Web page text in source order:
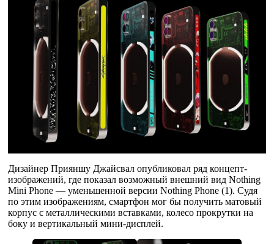
Дизайнер Прияншу Джайсвал опубликовал ряд концепт-
изображений, где показал возможный внешний вид Nothing
Mini Phone — уменьшенной версии Nothing Phone (1). Судя
по этим изображениям, смартфон мог бы получить матовый
корпус с металлическими вставками, колесо прокрутки на
боку и вертикальный мини-дисплей.